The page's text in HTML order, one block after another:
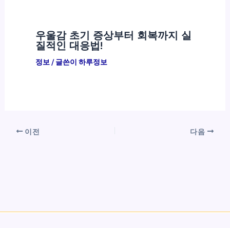
우울감 초기 증상부터 회복까지 실
질적인 대응법!
정보/ 글쓴이 하루정보
이전 다음